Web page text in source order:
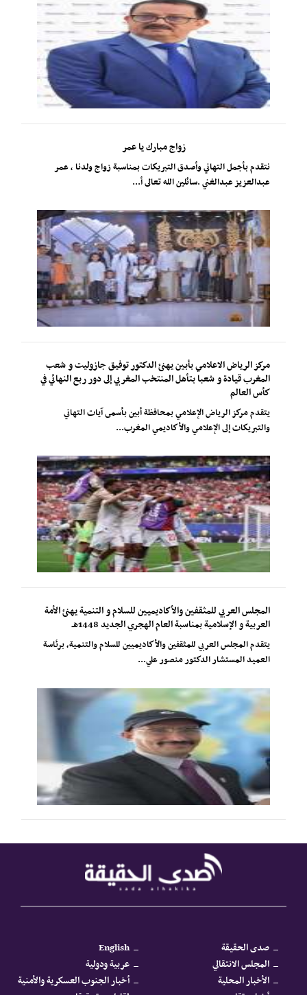
زواج مبارك يا عمر
نتقدم بأجمل التهاني وأصدق التبريكات بمناسبة زواج ولدنا ، عمر
عبدالعزيز عبدالغني .سائلين الله تعالى أ...
مركز الرياض الاعلامي بأبين يهنئ الدكتور توفيق جازوليت و شعب
المغرب قيادة و شعبا بتأهل المنتخب المغربي إلى دور ربع النهائي في
كأس العالم
يتقدم مركز الرياض الإعلامي بمحافظة أبين بأسمى آيات التهاني
والتبريكات إلى الإعلامي والأكاديمي المغرب...
المجلس العربي للمثقفين والأكاديميين للسلام و التنمية يهنئ الأمة
العربية و الإسلامية بمناسبة العام الهجري الجديد 1448هـ
يتقدم المجلس العربي للمثقفين والأكاديميين للسلام والتنمية، برئاسة
العميد المستشار الدكتور منصور علي...
صدى الحقيقة
English
المجلس الانتقالي
عربية ودولية
الأخبار المحلية
أخبار الجنوب العسكرية والأمنية